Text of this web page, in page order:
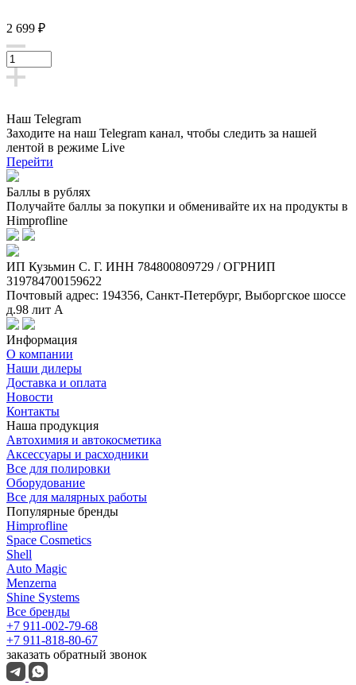
2 699 ₽
Наш Telegram
Заходите на наш Telegram канал, чтобы следить за нашей
лентой в режиме Live
Перейти
Баллы в рублях
Получайте баллы за покупки и обменивайте их на продукты в
Himprofline
ИП Кузьмин C. Г. ИНН 784800809729 / ОГРНИП
319784700159622
Почтовый адрес: 194356, Санкт-Петербург, Выборгское шоссе
д.98 лит А
Информация
О компании
Наши дилеры
Доставка и оплата
Новости
Контакты
Наша продукция
Автохимия и автокосметика
Аксессуары и расходники
Все для полировки
Оборудование
Все для малярных работы
Популярные бренды
Himprofline
Space Cosmetics
Shell
Auto Magic
Menzerna
Shine Systems
Все бренды
+7 911-002-79-68
+7 911-818-80-67
заказать обратный звонок